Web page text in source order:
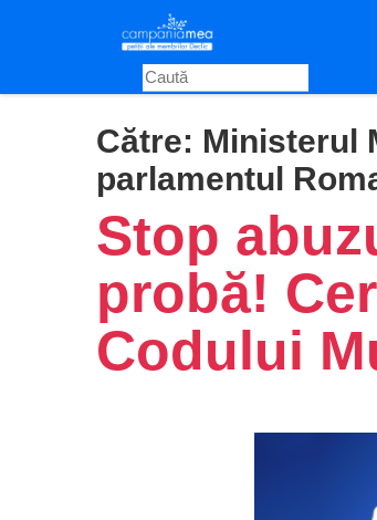
content
Către: Ministerul
parlamentul
Stop
probă!
Codului